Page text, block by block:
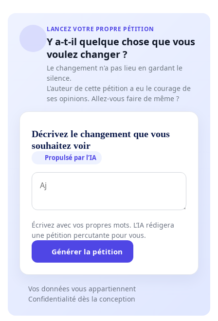
LANCEZ VOTRE PROPRE PÉTITION
Y a-t-il quelque chose que vous
voulez changer ?
Le changement n'a pas lieu en gardant le
silence.
L'auteur de cette pétition a eu le courage de
ses opinions. Allez-vous faire de même ?
Décrivez le changement que vous
souhaitez voir
Propulsé par l’IA
Écrivez avec vos propres mots. L’IA rédigera
une pétition percutante pour vous.
Générer la pétition
Vos données vous appartiennent
Confidentialité dès la conception